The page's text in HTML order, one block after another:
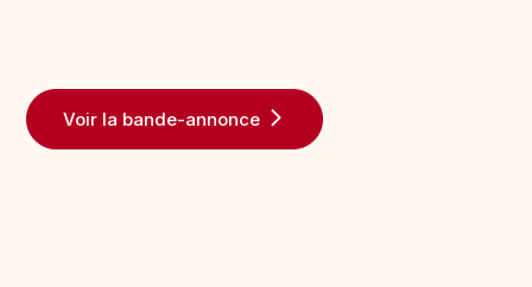
Voir la bande-annonce